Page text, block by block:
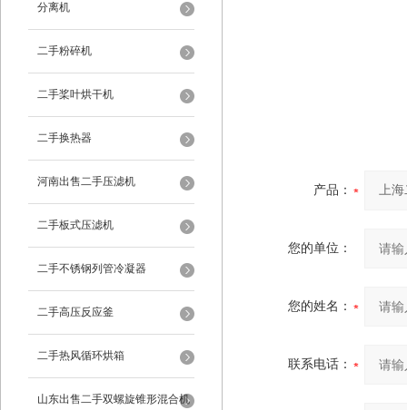
分离机
二手粉碎机
二手桨叶烘干机
二手换热器
河南出售二手压滤机
二手板式压滤机
二手不锈钢列管冷凝器
二手高压反应釜
二手热风循环烘箱
山东出售二手双螺旋锥形混合机
产品：
您的单位：
您的姓名：
联系电话：